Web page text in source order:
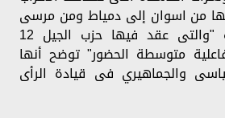
من اسوان إلى دمياط ومن مرسى
مطروح إلى القاهرة "والتى عقد فيها حزب الجيل 12
حاشدا و25 فاعلية متوسطة الحضور" توضح أنها
والجماهيري فى قيادة الرأى